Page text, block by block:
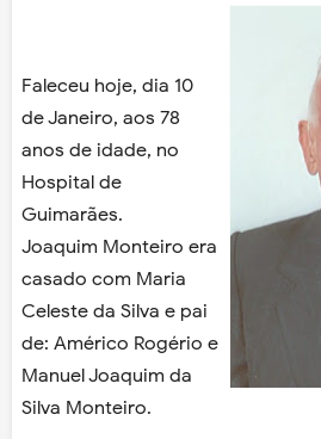
Faleceu hoje, dia 10
de Janeiro, aos 78
anos de idade, no
Hospital de
Guimarães.
Joaquim Monteiro era
casado com Maria
Celeste da Silva e pai
de: Américo Rogério e
Manuel Joaquim da
Silva Monteiro.